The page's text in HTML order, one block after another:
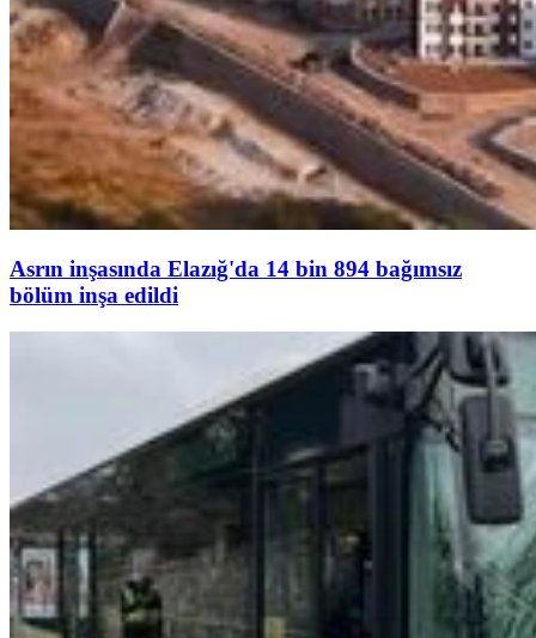
Asrın inşasında Elazığ'da 14 bin 894 bağımsız
bölüm inşa edildi